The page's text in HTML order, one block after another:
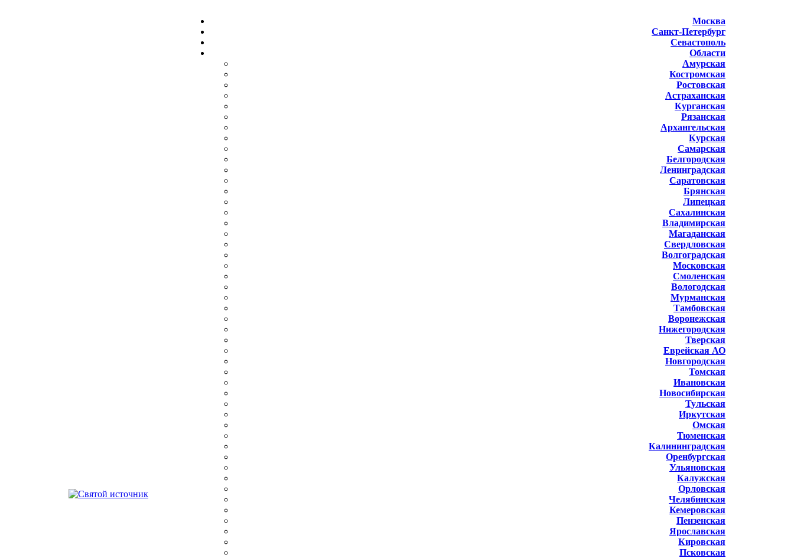
Москва
Санкт-Петербург
Севастополь
Области
Амурская
Костромская
Ростовская
Астраханская
Курганская
Рязанская
Архангельская
Курская
Самарская
Белгородская
Ленинградская
Саратовская
Брянская
Липецкая
Сахалинская
Владимирская
Магаданская
Свердловская
Волгоградская
Московская
Смоленская
Вологодская
Мурманская
Тамбовская
Воронежская
Нижегородская
Тверская
Еврейская АО
Новгородская
Томская
Ивановская
Новосибирская
Тульская
Иркутская
Омская
Тюменская
Калининградская
Оренбургская
Ульяновская
Калужская
Орловская
Челябинская
Кемеровская
Пензенская
Ярославская
Кировская
Псковская